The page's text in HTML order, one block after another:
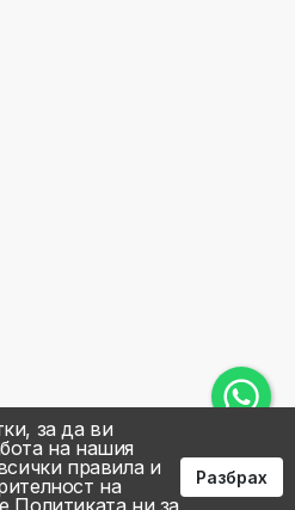
за да ви
на нашия
правила и
на
Политиката ни за
Разбрах